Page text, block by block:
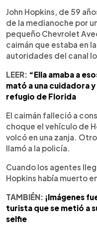
► Escuchar
John Hopkins, de 59
de la medianoche por
pequeño Chevrolet
caimán que estaba en
autoridades del canal
LEER: “Ella amaba a
mató a una cuidadora
refugio de Florida
El caimán falleció a
choque el vehículo de
volcó en una zanja.
llamó a la policía.
Cuando los agentes
Hopkins había muerto
TAMBIÉN: ¡Imágenes
turista que se metió a
selfie